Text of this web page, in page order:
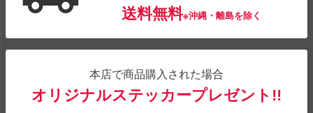
送料無料※沖縄・離島を除く
本店で商品購入された場合
オリジナルステッカープレゼント!!